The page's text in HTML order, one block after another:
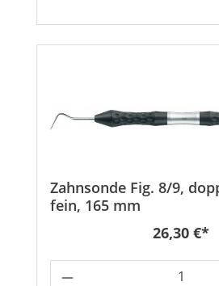
Zahnsonde Fig. 8/9,
fein, 165 mm
Regulärer
26,30 €*
Produkt Anzahl: